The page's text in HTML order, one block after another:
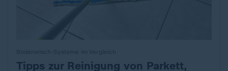
:Tipps zur Reinigung von Parkett,